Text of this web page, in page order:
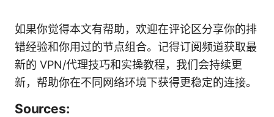
如果你觉得本文有帮助，欢迎在评论区分享你的排
错经验和你用过的节点组合。记得订阅频道获取最
新的 VPN/代理技巧和实操教程，我们会持续更
新，帮助你在不同网络环境下获得更稳定的连接。
Sources: